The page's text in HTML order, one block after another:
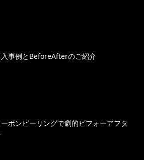
事例とBeforeAfterのご紹介
ボンピーリングで劇的ビフォーアフタ